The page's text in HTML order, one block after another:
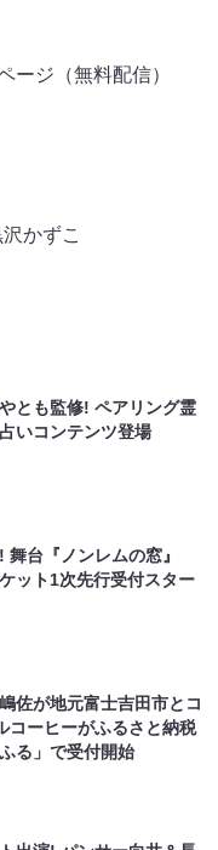
ージ（無料配信）
かずこ
とも監修! ペアリング霊
いコンテンツ登場
台『ノンレムの窓』
ット1次先行受付スター
佐が地元富士吉田市とコ
コーヒーがふるさと納税
る」で受付開始